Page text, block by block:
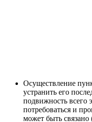
Осуществление
устранить его
подвижность всего
потребоваться и
может быть